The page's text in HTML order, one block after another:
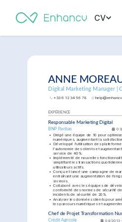
CV
ANNE
Digital Marketing Manager |
+33 6 12 34 56 78
EXPÉRIENCE
Responsable Marketing Digital
BNP Paribas
• Dirigé une équipe de 10 pour
numériques, augmentant la
•
Développé l'utilisation des
l'autonomie des clients et
service de 40%.
•
Implémenté de nouvelles
simplifiant les transactions
utilisateurs actifs.
• Conçu et lancé une campagne de
entraînant une augmentation de
six mois.
• Collaboré avec les équipes de
conformité des normes de sécurité
incidents de sécurité de 20%.
• Analyser les données clients pour
les parcours numériques et
Chef de Projet Transformation
Crédit Agricole 04/2013